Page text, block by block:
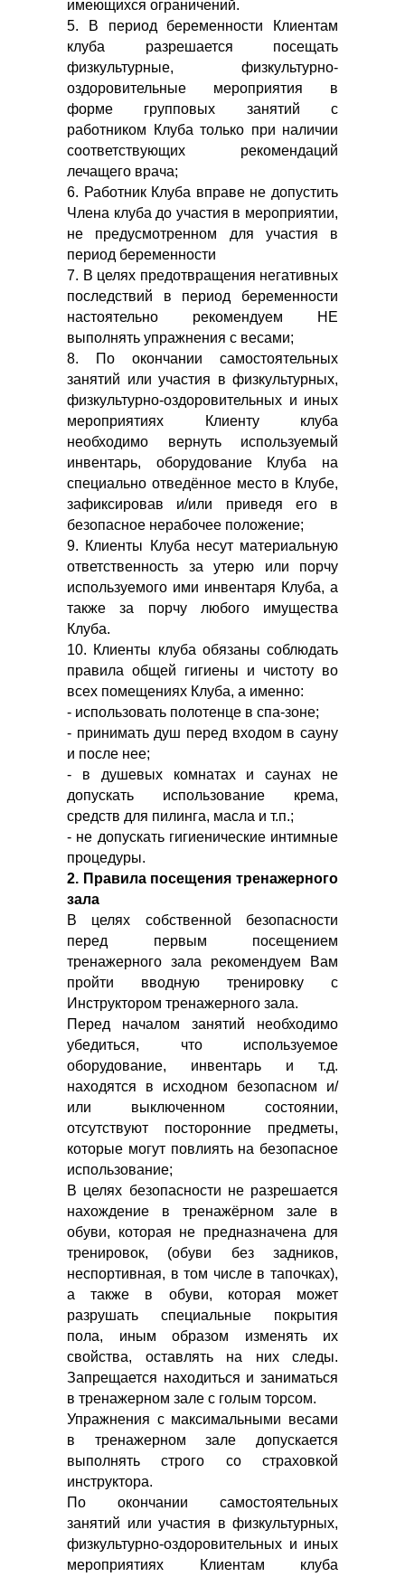
имеющихся ограничений.
5. В период беременности Клиентам
клуба разрешается посещать
физкультурные, физкультурно-
оздоровительные мероприятия в
форме групповых занятий с
работником Клуба только при наличии
соответствующих рекомендаций
лечащего врача;
6. Работник Клуба вправе не допустить
Члена клуба до участия в мероприятии,
не предусмотренном для участия в
период беременности
7. В целях предотвращения негативных
последствий в период беременности
настоятельно рекомендуем НЕ
выполнять упражнения с весами;
8. По окончании самостоятельных
занятий или участия в физкультурных,
физкультурно-оздоровительных и иных
мероприятиях Клиенту клуба
необходимо вернуть используемый
инвентарь, оборудование Клуба на
специально отведённое место в Клубе,
зафиксировав и/или приведя его в
безопасное нерабочее положение;
9. Клиенты Клуба несут материальную
ответственность за утерю или порчу
используемого ими инвентаря Клуба, а
также за порчу любого имущества
Клуба.
10. Клиенты клуба обязаны соблюдать
правила общей гигиены и чистоту во
всех помещениях Клуба, а именно:
- использовать полотенце в спа-зоне;
- принимать душ перед входом в сауну
и после нее;
- в душевых комнатах и саунах не
допускать использование крема,
средств для пилинга, масла и т.п.;
- не допускать гигиенические интимные
процедуры.
2. Правила посещения тренажерного
зала
В целях собственной безопасности
перед первым посещением
тренажерного зала рекомендуем Вам
пройти вводную тренировку с
Инструктором тренажерного зала.
Перед началом занятий необходимо
убедиться, что используемое
оборудование, инвентарь и т.д.
находятся в исходном безопасном и/
или выключенном состоянии,
отсутствуют посторонние предметы,
которые могут повлиять на безопасное
использование;
В целях безопасности не разрешается
нахождение в тренажёрном зале в
обуви, которая не предназначена для
тренировок, (обуви без задников,
неспортивная, в том числе в тапочках),
а также в обуви, которая может
разрушать специальные покрытия
пола, иным образом изменять их
свойства, оставлять на них следы.
Запрещается находиться и заниматься
в тренажерном зале с голым торсом.
Упражнения с максимальными весами
в тренажерном зале допускается
выполнять строго со страховкой
инструктора.
По окончании самостоятельных
занятий или участия в физкультурных,
физкультурно-оздоровительных и иных
мероприятиях Клиентам клуба